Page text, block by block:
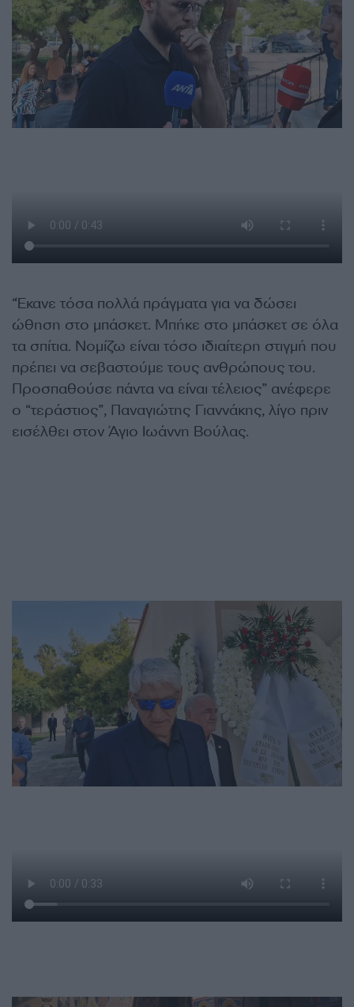
“Έκανε τόσα πολλά πράγματα για να δώσει
ώθηση στο μπάσκετ. Μπήκε στο μπάσκετ σε όλα
τα σπίτια. Νομίζω είναι τόσο ιδιαίτερη στιγμή που
πρέπει να σεβαστούμε τους ανθρώπους του.
Προσπαθούσε πάντα να είναι τέλειος” ανέφερε
ο “τεράστιος”, Παναγιώτης Γιαννάκης, λίγο πριν
εισέλθει στον Άγιο Ιωάννη Βούλας.